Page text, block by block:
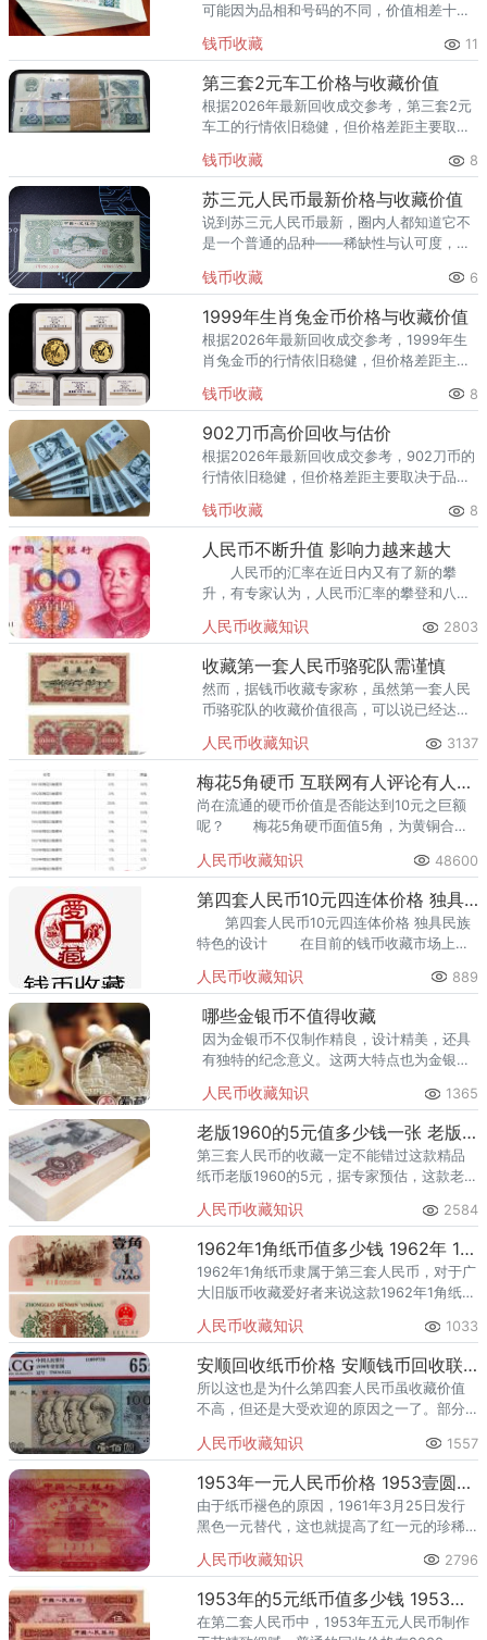
可能因为品相和号码的不同，价值相差十
为准）根据2026年最新回收成交参考，902
刀货按实物品相行业高
钱币收藏 11
第三套2元车工价格与收藏价值
根据2026年最新回收成交参考，第三套2元
车工的行情依旧稳健，但价格差距主要取决
参考，以实物品相为准）从市场行情看，第
三套2元车工单张回收价
钱币收藏 8
苏三元人民币最新价格与收藏价值
说到苏三元人民币最新，圈内人都知道它不
是一个普通的品种——稀缺性与认可度，决
供参考，以实物品相为准）根据2026年最新
回收成交参考，苏三元人民
钱币收藏 6
1999年生肖兔金币价格与收藏价值
根据2026年最新回收成交参考，1999年生
肖兔金币的行情依旧稳健，但价格差距主要
片仅供参考，以实物品相为准）从市场行情
看，1999年生肖
钱币收藏 8
902刀币高价回收与估价
根据2026年最新回收成交参考，902刀币的
行情依旧稳健，但价格差距主要取决于品相
品相为准）从市场行情看，902刀币单张回
收价 14-25元
钱币收藏 8
人民币不断升值 影响力越来越大
人民币的汇率在近日内又有了新的攀
升，有专家认为，人民币汇率的攀登和八月
人民币收藏知识 2803
收藏第一套人民币骆驼队需谨慎
然而，据钱币收藏专家称，虽然第一套人民
币骆驼队的收藏价值很高，可以说已经达到
投资风险也不小。
人民币收藏知识 3137
梅花5角硬币 互联网有人评论有人愿意10万买单
尚在流通的硬币价值是否能达到10元之巨额
呢？ 梅花5角硬币面值5角，为黄铜合
段直齿，每段8条。
人民币收藏知识 48600
第四套人民币10元四连体价格 独具民族特色的设计
第四套人民币10元四连体价格 独具民族
特色的设计 在目前的钱币收藏市场上，
币，第四套人民币的火爆程度主要和他退市
的消息有
人民币收藏知识 889
哪些金银币不值得收藏
因为金银币不仅制作精良，设计精美，还具
有独特的纪念意义。这两大特点也为金银币
于对金银币的收藏，可是却不是每一种金银
币都值得收藏的。
人民币收藏知识 1365
老版1960的5元值多少钱一张 老版1960的5元有收藏价值吗
第三套人民币的收藏一定不能错过这款精品
纸币老版1960的5元，据专家预估，这款老版
空间。
人民币收藏知识 2584
1962年1角纸币值多少钱 1962年 1角纸币最新市场行情解析
1962年1角纸币隶属于第三套人民币，对于广
大旧版币收藏爱好者来说这款1962年1角纸币
在收藏市场上不断暴涨，并且这款1962年1角
纸币
人民币收藏知识 1033
安顺回收纸币价格 安顺钱币回收联系方式
所以这也是为什么第四套人民币虽收藏价值
不高，但还是大受欢迎的原因之一了。部分
价更高，像是成捆的方式就比较常见。免费
鉴定估价，高价回收。
人民币收藏知识 1557
1953年一元人民币价格 1953壹圆钱币值多少钱
由于纸币褪色的原因，1961年3月25日发行
黑色一元替代，这也就提高了红一元的珍稀
以从钱币的品相、号码、连号数量的多少来
人民币收藏知识 2796
1953年的5元纸币值多少钱 1953年的五元纸币值多少钱
在第二套人民币中，1953年五元人民币制作